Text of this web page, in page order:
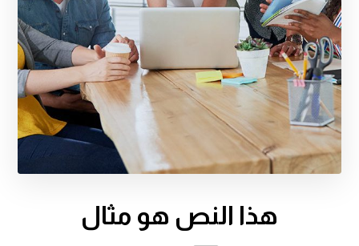
هذا النص هو مثال